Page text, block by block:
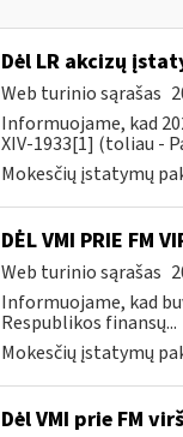
Dėl LR akcizų
Web turinio sąrašas
Informuojame, kad
XIV-1933[1] (toliau -
Mokesčių įstatymų
DĖL VMI PRIE FM
Web turinio sąrašas
Informuojame, kad
Respublikos finansų...
Mokesčių įstatymų
Dėl VMI prie FM